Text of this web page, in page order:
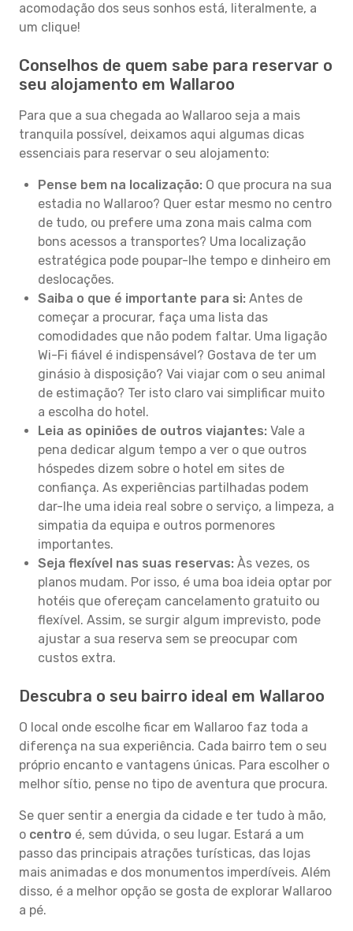
acomodação dos seus sonhos está, literalmente, a
um clique!
Conselhos de quem sabe para reservar o
seu alojamento em Wallaroo
Para que a sua chegada ao Wallaroo seja a mais
tranquila possível, deixamos aqui algumas dicas
essenciais para reservar o seu alojamento:
Pense bem na localização: O que procura na sua
estadia no Wallaroo? Quer estar mesmo no centro
de tudo, ou prefere uma zona mais calma com
bons acessos a transportes? Uma localização
estratégica pode poupar-lhe tempo e dinheiro em
deslocações.
Saiba o que é importante para si: Antes de
começar a procurar, faça uma lista das
comodidades que não podem faltar. Uma ligação
Wi-Fi fiável é indispensável? Gostava de ter um
ginásio à disposição? Vai viajar com o seu animal
de estimação? Ter isto claro vai simplificar muito
a escolha do hotel.
Leia as opiniões de outros viajantes: Vale a
pena dedicar algum tempo a ver o que outros
hóspedes dizem sobre o hotel em sites de
confiança. As experiências partilhadas podem
dar-lhe uma ideia real sobre o serviço, a limpeza, a
simpatia da equipa e outros pormenores
importantes.
Seja flexível nas suas reservas: Às vezes, os
planos mudam. Por isso, é uma boa ideia optar por
hotéis que ofereçam cancelamento gratuito ou
flexível. Assim, se surgir algum imprevisto, pode
ajustar a sua reserva sem se preocupar com
custos extra.
Descubra o seu bairro ideal em Wallaroo
O local onde escolhe ficar em Wallaroo faz toda a
diferença na sua experiência. Cada bairro tem o seu
próprio encanto e vantagens únicas. Para escolher o
melhor sítio, pense no tipo de aventura que procura.
Se quer sentir a energia da cidade e ter tudo à mão,
o centro é, sem dúvida, o seu lugar. Estará a um
passo das principais atrações turísticas, das lojas
mais animadas e dos monumentos imperdíveis. Além
disso, é a melhor opção se gosta de explorar Wallaroo
a pé.